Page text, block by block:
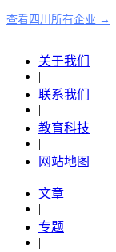
查看四川所有企业 →
关于我们
|
联系我们
|
教育科技
|
网站地图
文章
|
专题
|